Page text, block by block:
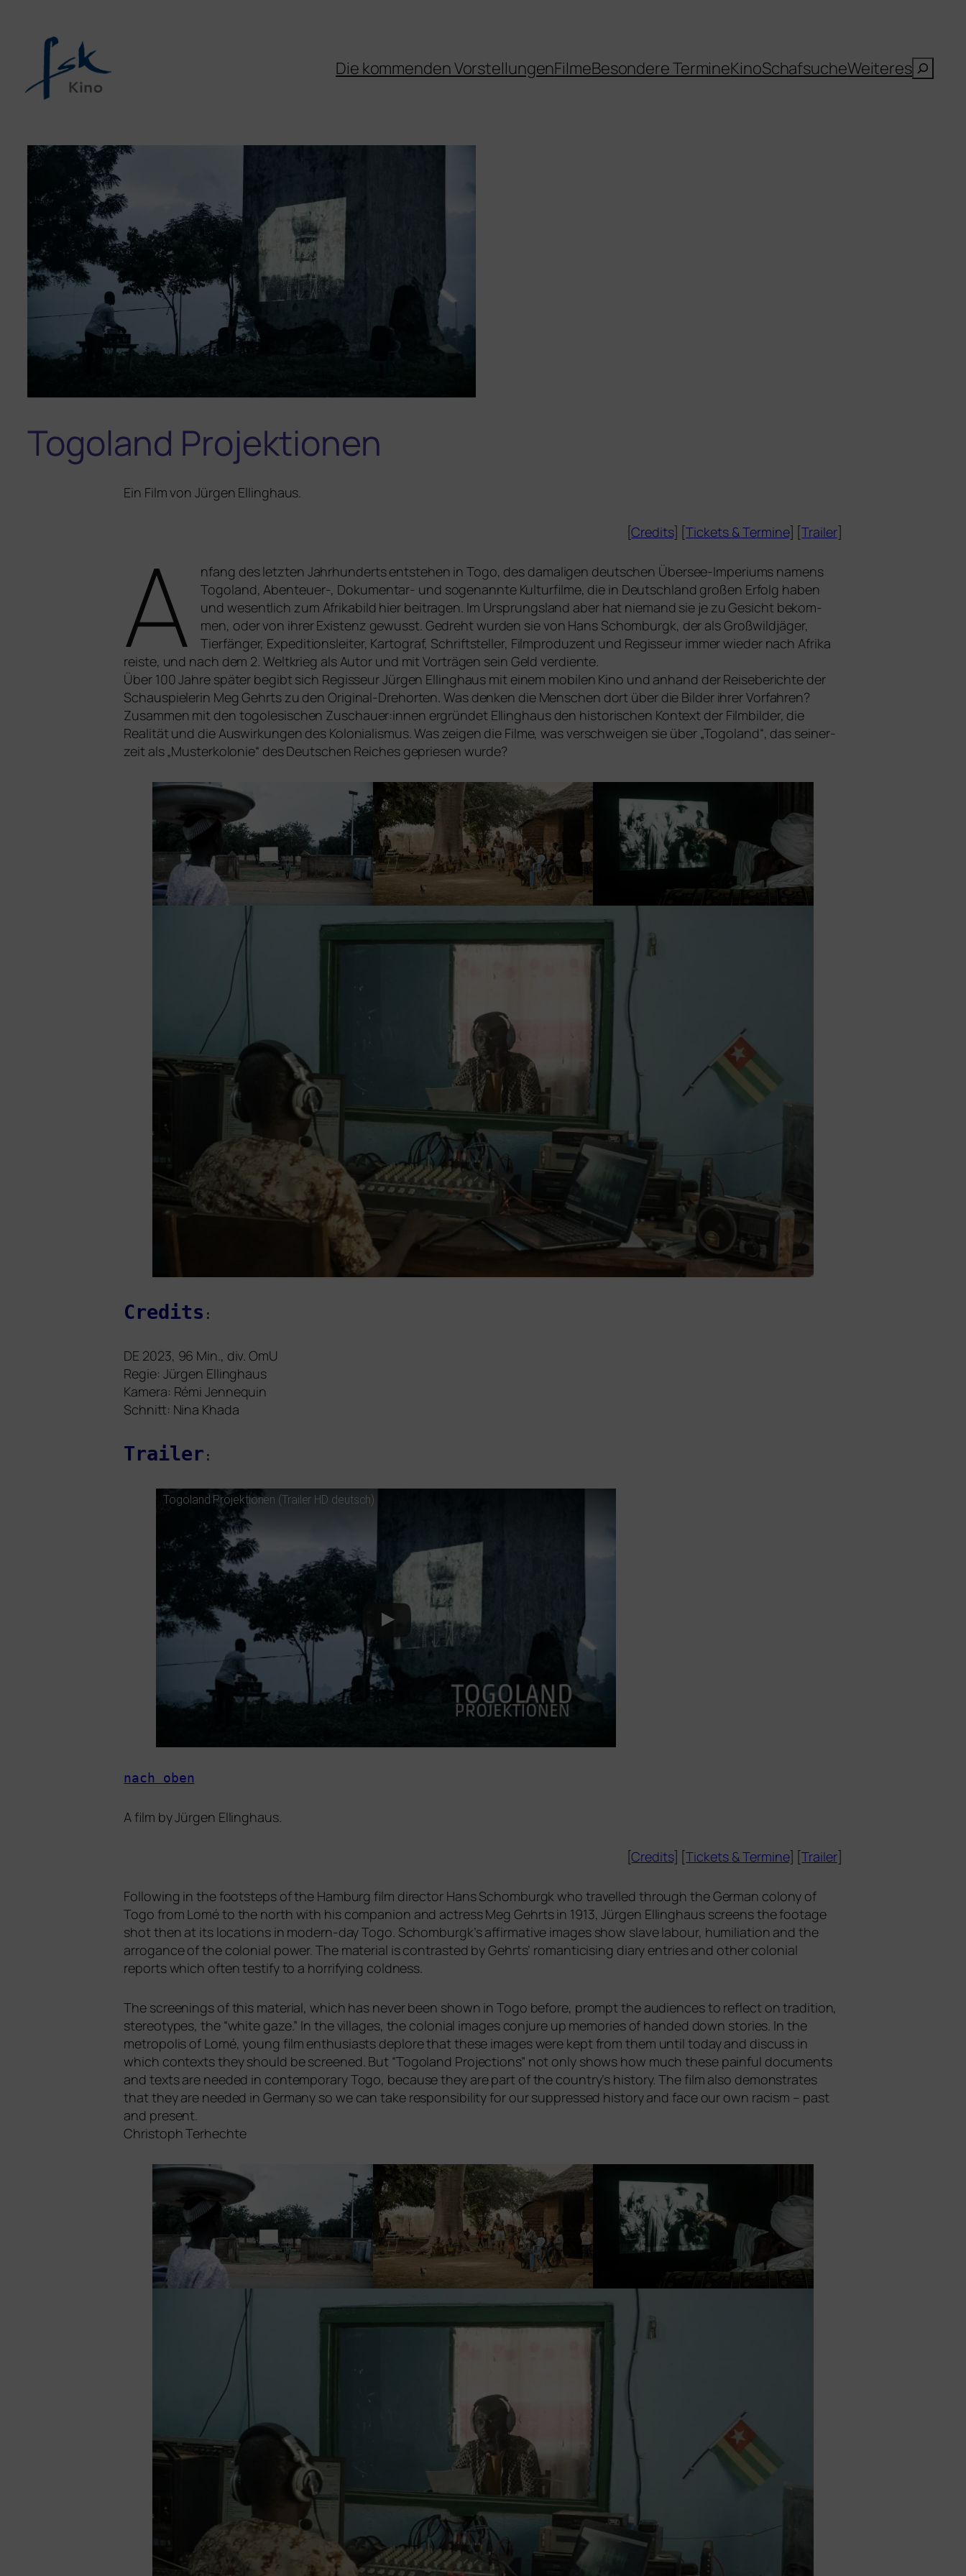
Die kommenden VorstellungenFilmeBesondere TermineKinoSchafsucheWeiteresSuchen
Togoland Projektionen
Ein Film von Jürgen Ellinghaus.
[Credits] [Tickets &Termine] [Trailer]
A
nfang des letz­ten Jahrhunderts ent­ste­hen in Togo, des dama­li­gen deut­schen Übersee-Imperiums namens
Togoland, Abenteuer‑, Dokumentar- und soge­nann­te Kulturfilme, die in Deutschland gro­ßen Erfolg haben
und wesent­lich zum Afrikabild hier bei­tra­gen. Im Ursprungsland aber hat nie­mand sie je zu Gesicht bekom­
men, oder von ihrer Existenz gewusst. Gedreht wur­den sie von Hans Schomburgk, der als Großwildjäger,
Tierfänger, Expeditionsleiter, Kartograf, Schriftsteller, Filmproduzent und Regisseur immer wie­der nach Afrika
reis­te, und nach dem 2. Weltkrieg als Autor und mit Vorträgen sein Geld ver­dien­te.
Über 100 Jahre spä­ter begibt sich Regisseur Jürgen Ellinghaus mit einem mobi­len Kino und anhand der Reiseberichte der
Schauspielerin Meg Gehrts zu den Original-Drehorten. Was den­ken die Menschen dort über die Bilder ihrer Vorfahren?
Zusammen mit den togo­le­si­schen Zuschauer:innen ergrün­det Ellinghaus den his­to­ri­schen Kontext der Filmbilder, die
Realität und die Auswirkungen des Kolonialismus. Was zei­gen die Filme, was ver­schwei­gen sie über „Togoland“, das sei­ner­
zeit als „Musterkolonie“ des Deutschen Reiches geprie­sen wurde?
Credits :
DE 2023, 96 Min., div. OmU
Regie: Jürgen Ellinghaus
Kamera: Rémi Jennequin
Schnitt: Nina Khada
Trailer :
Togoland Projektionen (Trailer HD deutsch)
nach oben
A film by Jürgen Ellinghaus.
[Credits] [Tickets &Termine] [Trailer]
Following in the foot­s­teps of the Hamburg film direc­tor Hans Schomburgk who tra­vel­led through the German colo­ny of
Togo from Lomé to the north with his com­pa­n­ion and actress Meg Gehrts in 1913, Jürgen Ellinghaus screens the foo­ta­ge
shot then at its loca­ti­ons in modern-day Togo. Schomburgk’s affir­ma­ti­ve images show slave labour, humi­lia­ti­on and the
arro­gan­ce of the colo­ni­al power. The mate­ri­al is con­tras­ted by Gehrts’ roman­ti­cis­ing dia­ry ent­ries and other colo­ni­al
reports which often testi­fy to a hor­ri­fy­ing coldness.
The scree­nings of this mate­ri­al, which has never been shown in Togo befo­re, prompt the audi­en­ces to reflect on tra­di­ti­on,
ste­reo­ty­pes, the “white gaze.” In the vil­la­ges, the colo­ni­al images con­ju­re up memo­ries of han­ded down sto­ries. In the
metro­po­lis of Lomé, young film enthu­si­asts deplo­re that the­se images were kept from them until today and dis­cuss in
which con­texts they should be scree­ned. But “Togoland Projections” not only shows how much the­se pain­ful docu­ments
and texts are nee­ded in con­tem­po­ra­ry Togo, becau­se they are part of the country’s histo­ry. The film also demons­tra­tes
that they are nee­ded in Germany so we can take respon­si­bi­li­ty for our sup­pres­sed histo­ry and face our own racism – past
and pre­sent.
Christoph Terhechte